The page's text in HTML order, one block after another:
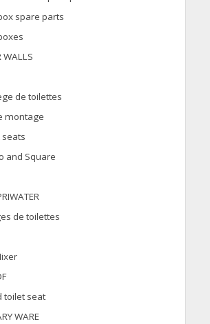
spare parts
WALLS
de toilettes
montage
and Square
de toilettes
toilet seat
WARE